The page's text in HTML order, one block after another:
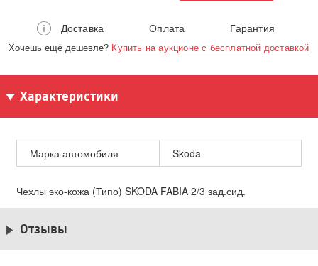
Доставка Оплата Гарантия
Хочешь ещё дешевле? Купить на аукционе с бесплатной доставкой
Характеристики
Марка автомобиля Skoda
Чехлы эко-кожа (Типо) SKODA FABIA 2/3 зад.сид.
Отзывы